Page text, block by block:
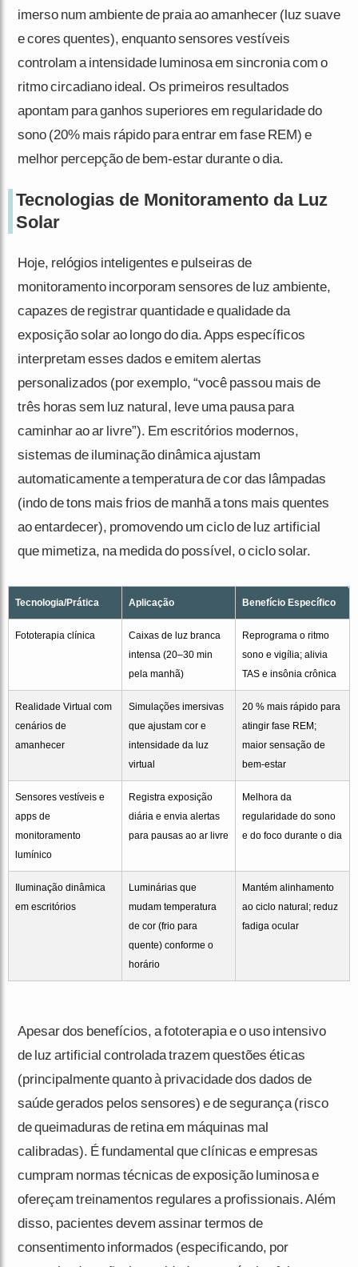
imerso num ambiente de praia ao amanhecer (luz suave
e cores quentes), enquanto sensores vestíveis
controlam a intensidade luminosa em sincronia com o
ritmo circadiano ideal. Os primeiros resultados
apontam para ganhos superiores em regularidade do
sono (20% mais rápido para entrar em fase REM) e
melhor percepção de bem-estar durante o dia.
Tecnologias de Monitoramento da Luz
Solar
Hoje, relógios inteligentes e pulseiras de
monitoramento incorporam sensores de luz ambiente,
capazes de registrar quantidade e qualidade da
exposição solar ao longo do dia. Apps específicos
interpretam esses dados e emitem alertas
personalizados (por exemplo, “você passou mais de
três horas sem luz natural, leve uma pausa para
caminhar ao ar livre”). Em escritórios modernos,
sistemas de iluminação dinâmica ajustam
automaticamente a temperatura de cor das lâmpadas
(indo de tons mais frios de manhã a tons mais quentes
ao entardecer), promovendo um ciclo de luz artificial
que mimetiza, na medida do possível, o ciclo solar.
Tecnologia/Prática Aplicação Benefício Específico
Fototerapia clínica
Caixas de luz branca
intensa (20–30 min
pela manhã)
Reprograma o ritmo
sono e vigília; alivia
TAS e insônia crônica
Realidade Virtual com
cenários de
amanhecer
Simulações imersivas
que ajustam cor e
intensidade da luz
virtual
20 % mais rápido para
atingir fase REM;
maior sensação de
bem-estar
Sensores vestíveis e
apps de
monitoramento
lumínico
Registra exposição
diária e envia alertas
para pausas ao ar livre
Melhora da
regularidade do sono
e do foco durante o dia
Iluminação dinâmica
em escritórios
Luminárias que
mudam temperatura
de cor (frio para
quente) conforme o
horário
Mantém alinhamento
ao ciclo natural; reduz
fadiga ocular
Apesar dos benefícios, a fototerapia e o uso intensivo
de luz artificial controlada trazem questões éticas
(principalmente quanto à privacidade dos dados de
saúde gerados pelos sensores) e de segurança (risco
de queimaduras de retina em máquinas mal
calibradas). É fundamental que clínicas e empresas
cumpram normas técnicas de exposição luminosa e
ofereçam treinamentos regulares a profissionais. Além
disso, pacientes devem assinar termos de
consentimento informados (especificando, por